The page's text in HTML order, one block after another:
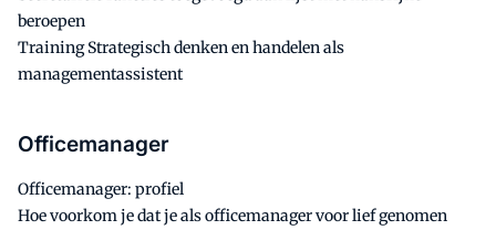
beroepen
Training Strategisch denken en handelen als
managementassistent
Officemanager
Officemanager: profiel
Hoe voorkom je dat je als officemanager voor lief genomen